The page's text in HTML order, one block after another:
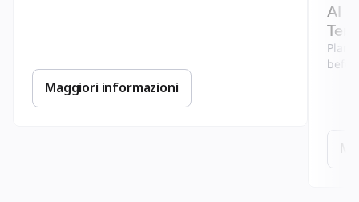
Maggiori informazioni
AI
Plan